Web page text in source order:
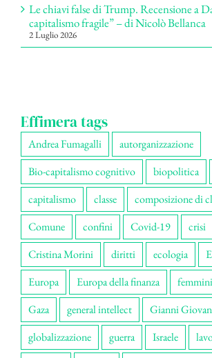
Le chiavi false di Trump. Recensione a
capitalismo fragile” – di Nicolò Bellanca
2 Luglio 2026
Effimera tags
Andrea Fumagalli
autorganizzazione
Bio-capitalismo cognitivo
biopolitica
capitalismo
classe
composizione di
Comune
confini Covid-19 crisi
Cristina Morini
diritti ecologia
Europa
Europa della finanza
Gaza
general intellect
Gianni
globalizzazione
guerra Israele